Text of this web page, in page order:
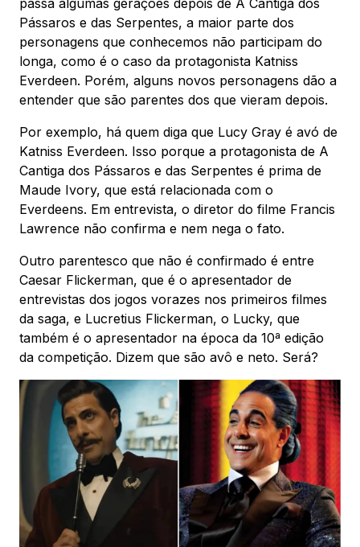
Pássaros e das Serpentes, a maior parte dos
personagens que conhecemos não participam do
longa, como é o caso da protagonista Katniss
Everdeen. Porém, alguns novos personagens dão a
entender que são parentes dos que vieram depois.
Por exemplo, há quem diga que Lucy Gray é avó de
Katniss Everdeen. Isso porque a protagonista de A
Cantiga dos Pássaros e das Serpentes é prima de
Maude Ivory, que está relacionada com o
Everdeens. Em entrevista, o diretor do filme Francis
Lawrence não confirma e nem nega o fato.
Outro parentesco que não é confirmado é entre
Caesar Flickerman, que é o apresentador de
entrevistas dos jogos vorazes nos primeiros filmes
da saga, e Lucretius Flickerman, o Lucky, que
também é o apresentador na época da 10ª edição
da competição. Dizem que são avô e neto. Será?